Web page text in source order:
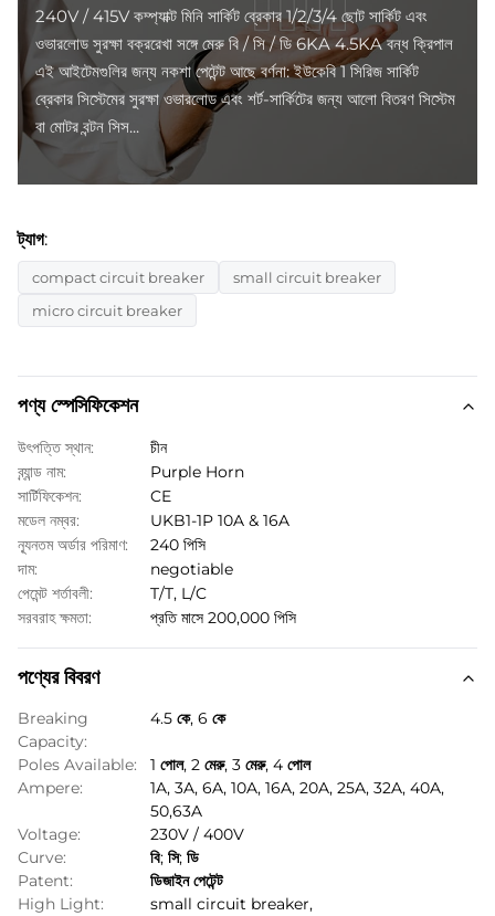
240V / 415V কম্প্যাক্ট মিনি সার্কিট ব্রেকার 1/2/3/4 ছোট সার্কিট এবং
ওভারলোড সুরক্ষা বক্ররেখা সঙ্গে মেরু বি / সি / ডি 6KA 4.5KA বন্ধ ক্রিপাল
এই আইটেমগুলির জন্য নকশা পেটেন্ট আছে বর্ণনা: ইউকেবি 1 সিরিজ সার্কিট
ব্রেকার সিস্টেমের সুরক্ষা ওভারলোড এবং শর্ট-সার্কিটের জন্য আলো বিতরণ সিস্টেম
বা মোটর বন্টন সিস...
ট্যাগ:
compact circuit breaker
small circuit breaker
micro circuit breaker
পণ্য স্পেসিফিকেশন
উৎপত্তি স্থান:
চীন
ব্র্যান্ড নাম:
Purple Horn
সার্টিফিকেশন:
CE
মডেল নম্বর:
UKB1-1P 10A & 16A
ন্যূনতম অর্ডার পরিমাণ:
240 পিসি
দাম:
negotiable
পেমেন্ট শর্তাবলী:
T/T, L/C
সরবরাহ ক্ষমতা:
প্রতি মাসে 200,000 পিসি
পণ্যের বিবরণ
Breaking
Capacity:
4.5 কে, 6 কে
Poles Available:
1 পোল, 2 মেরু, 3 মেরু, 4 পোল
Ampere:
1A, 3A, 6A, 10A, 16A, 20A, 25A, 32A, 40A,
50,63A
Voltage:
230V / 400V
Curve:
বি; সি; ডি
Patent:
ডিজাইন পেটেন্ট
High Light:
small circuit breaker,